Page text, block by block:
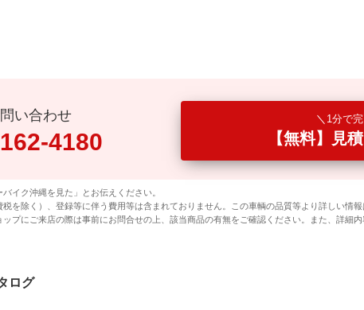
い合わせ
4180
1分で完
【無料】見
イク沖縄を見た」とお伝えください。
を除く）、登録等に伴う費用等は含まれておりません。この車輌の品質等より詳しい情
プにご来店の際は事前にお問合せの上、該当商品の有無をご確認ください。また、詳細
ログ